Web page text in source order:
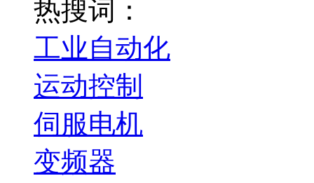
热搜词：
工业自动化
运动控制
伺服电机
变频器